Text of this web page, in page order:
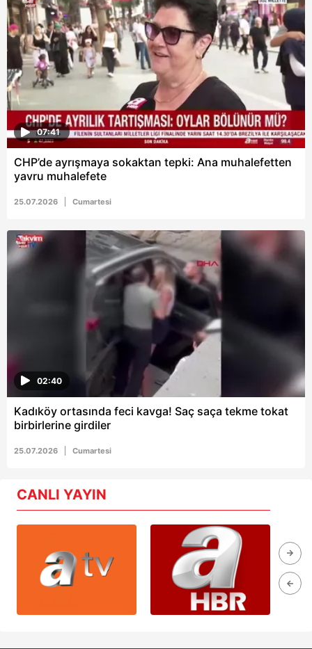
07:41
CHP’de ayrışmaya sokaktan tepki: Ana muhalefetten
yavru muhalefete
25.07.2026 Cumartesi
02:40
Kadıköy ortasında feci kavga! Saç saça tekme tokat
birbirlerine girdiler
25.07.2026 Cumartesi
CANLI YAYIN